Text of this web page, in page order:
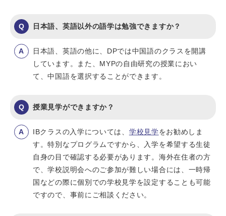
日本語、英語以外の語学は勉強できますか？
日本語、英語の他に、DPでは中国語のクラスを開講
しています。また、MYPの自由研究の授業におい
て、中国語を選択することができます。
授業見学ができますか？
IBクラスの入学については、 学校見学をお勧めしま
す。特別なプログラムですから、入学を希望する生徒
自身の目で確認する必要があります。海外在住者の方
で、学校説明会へのご参加が難しい場合には、一時帰
国などの際に個別での学校見学を設定することも可能
ですので、事前にご相談ください。